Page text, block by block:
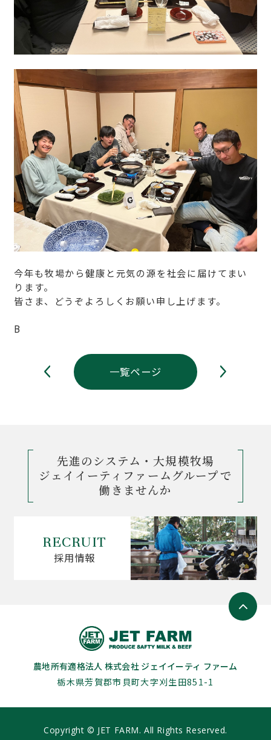
今年も牧場から健康と元気の源を社会に届けてまい
ります。
皆さま、どうぞよろしくお願い申し上げます。
B
一覧ページ
先進のシステム・大規模牧場
ジェイイーティファームグループで
働きませんか
RECRUIT
採用情報
農地所有適格法人 株式会社 ジェイイーティ ファーム
栃木県芳賀郡市貝町大字刈生田851-1
Copyright © JET FARM. All Rights Reserved.